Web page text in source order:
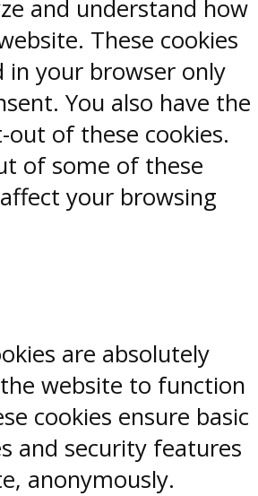
and understand how
These cookies
in your browser only
You also have the
of these cookies.
of some of these
your browsing
are absolutely
website to function
cookies ensure basic
and security features
anonymously.